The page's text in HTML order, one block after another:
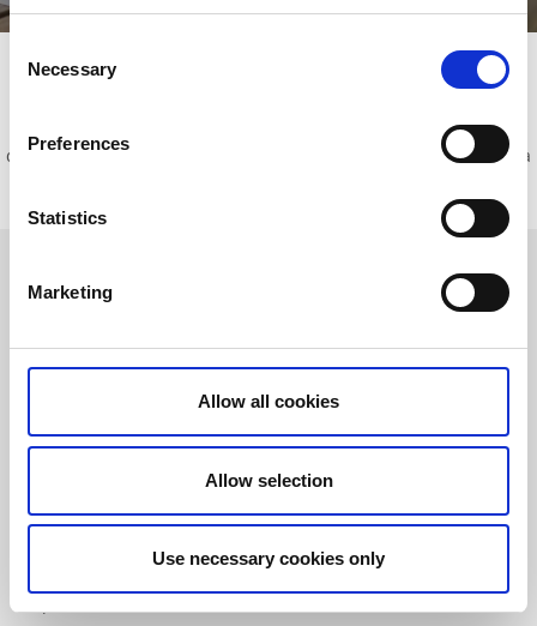
Selection
Necessary
Preferences
Statistics
Marketing
Allow all cookies
Allow selection
Use necessary cookies only
Läs mer
Vad vet du egentligen om Göta
Har du koll på hur lång kanalen är och när den byggdes? Här får
du svar på de vanligaste frågorna och kan läsa mer om slussarna
Fakta om Göta kanal
Göta kanal är 190 km lång.
Göta kanal sträcker sig från Sjötorp vid Vänern hela vägen
till Mem vid Östersjön.